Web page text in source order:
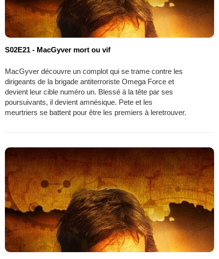
S02E21 - MacGyver mort ou vif
MacGyver découvre un complot qui se trame contre les
dirigeants de la brigade antiterroriste Omega Force et
devient leur cible numéro un. Blessé à la tête par ses
poursuivants, il devient amnésique. Pete et les
meurtriers se battent pour être les premiers à leretrouver.